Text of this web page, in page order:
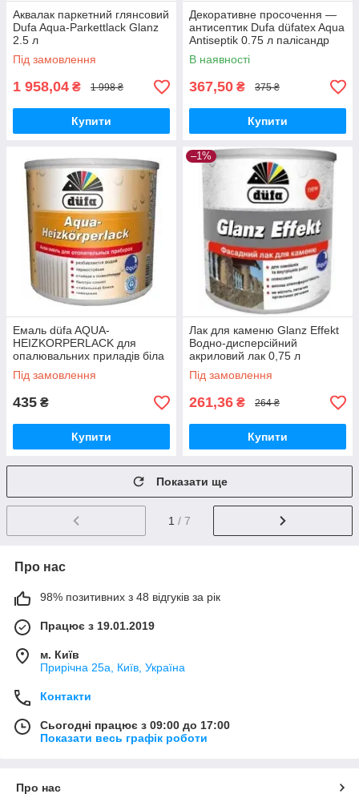
Аквалак паркетний глянсовий
Dufa Aqua-Parkettlack Glanz
2.5 л
Під замовлення
1 958,04 ₴ 1 998 ₴
Купити
Декоративне просочення —
антисептик Dufa düfatex Aqua
Antiseptik 0.75 л палісандр
В наявності
367,50 ₴ 375 ₴
Купити
Емаль düfa AQUA-
HEIZKORPERLACK для
опалювальних приладів біла
0,75 л
Під замовлення
435 ₴
Купити
–1%
Лак для каменю Glanz Effekt
Водно-дисперсійний
акриловий лак 0,75 л
Під замовлення
261,36 ₴ 264 ₴
Купити
Показати ще
1 / 7
Про нас
98% позитивних з 48 відгуків за рік
Працює з 19.01.2019
м. Київ
Прирічна 25а, Київ, Україна
Контакти
Сьогодні працює з 09:00 до 17:00
Показати весь графік роботи
Про нас